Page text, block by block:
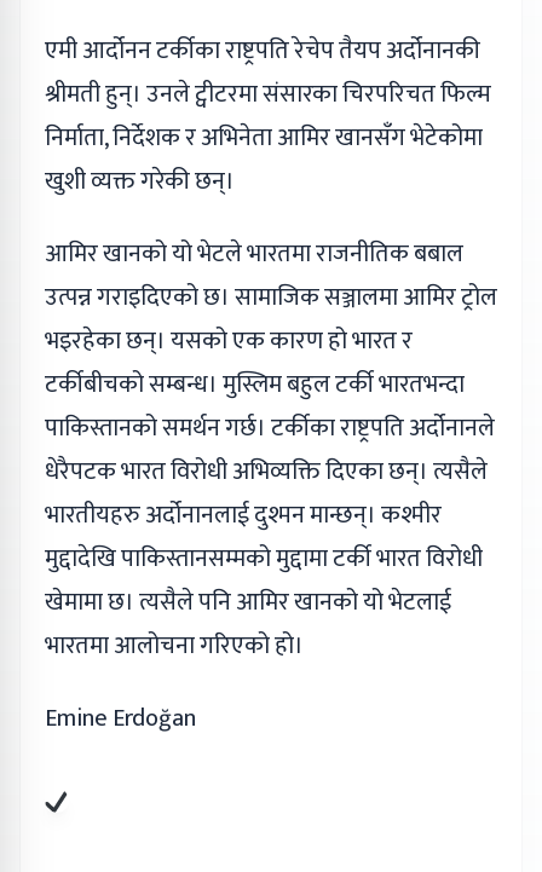
एमी आर्दोनन टर्कीका राष्ट्रपति रेचेप तैयप अर्दोनानकी
श्रीमती हुन्। उनले ट्वीटरमा संसारका चिरपरिचत फिल्म
निर्माता, निर्देशक र अभिनेता आमिर खानसँग भेटेकोमा
खुशी व्यक्त गरेकी छन्।
आमिर खानको यो भेटले भारतमा राजनीतिक बबाल
उत्पन्न गराइदिएको छ। सामाजिक सञ्जालमा आमिर ट्रोल
भइरहेका छन्। यसको एक कारण हो भारत र
टर्कीबीचको सम्बन्ध। मुस्लिम बहुल टर्की भारतभन्दा
पाकिस्तानको समर्थन गर्छ। टर्कीका राष्ट्रपति अर्दोनानले
धेरैपटक भारत विरोधी अभिव्यक्ति दिएका छन्। त्यसैले
भारतीयहरु अर्दोनानलाई दुश्मन मान्छन्। कश्मीर
मुद्दादेखि पाकिस्तानसम्मको मुद्दामा टर्की भारत विरोधी
खेमामा छ। त्यसैले पनि आमिर खानको यो भेटलाई
भारतमा आलोचना गरिएको हो।
Emine Erdoğan